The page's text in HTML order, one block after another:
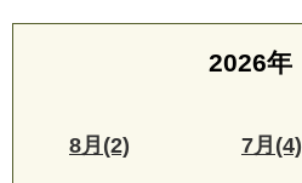
2026年
8月(2) 7月(4)